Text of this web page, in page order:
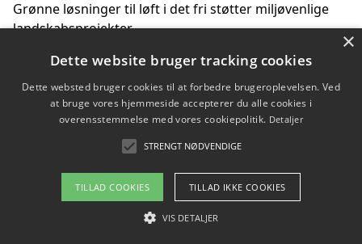
Grønne løsninger til løft i det fri støtter miljøvenlige
landskabsprojekter
Gør haven til et frirum for familien og naturen
Copyright 2026 - Pilanto Aps
Om / kontakt
Blog Betingelser
×
Dette website bruger tracking cookies
Dette websted bruger cookies til at forbedre brugeroplevelsen. Ved
at bruge vores hjemmeside accepterer du alle cookies i
overensstemmelse med vores cookiepolitik. Detaljer
STRENGT NØDVENDIGE
TILLAD COOKIES TILLAD IKKE COOKIES
VIS DETALJER